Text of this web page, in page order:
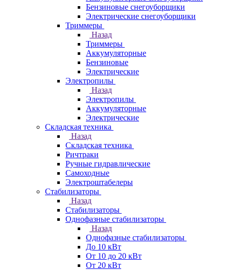
Бензиновые снегоуборщики
Электрические снегоуборщики
Триммеры
Назад
Триммеры
Аккумуляторные
Бензиновые
Электрические
Электропилы
Назад
Электропилы
Аккумуляторные
Электрические
Складская техника
Назад
Складская техника
Ричтраки
Ручные гидравлические
Самоходные
Электроштабелеры
Стабилизаторы
Назад
Стабилизаторы
Однофазные стабилизаторы
Назад
Однофазные стабилизаторы
До 10 кВт
От 10 до 20 кВт
От 20 кВт